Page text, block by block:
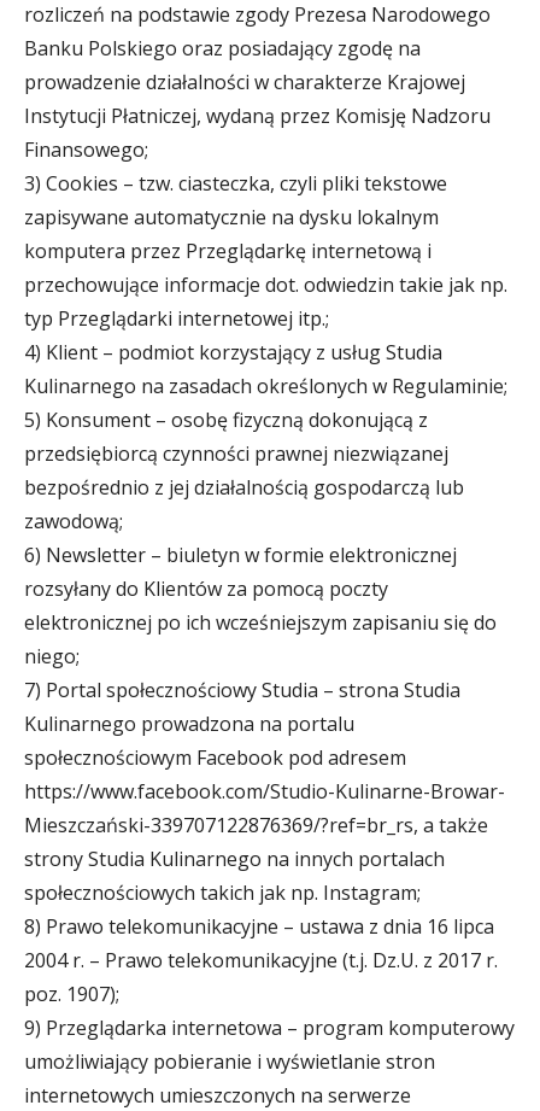
rozliczeń na podstawie zgody Prezesa Narodowego
Banku Polskiego oraz posiadający zgodę na
prowadzenie działalności w charakterze Krajowej
Instytucji Płatniczej, wydaną przez Komisję Nadzoru
Finansowego;
3) Cookies – tzw. ciasteczka, czyli pliki tekstowe
zapisywane automatycznie na dysku lokalnym
komputera przez Przeglądarkę internetową i
przechowujące informacje dot. odwiedzin takie jak np.
typ Przeglądarki internetowej itp.;
4) Klient – podmiot korzystający z usług Studia
Kulinarnego na zasadach określonych w Regulaminie;
5) Konsument – osobę fizyczną dokonującą z
przedsiębiorcą czynności prawnej niezwiązanej
bezpośrednio z jej działalnością gospodarczą lub
zawodową;
6) Newsletter – biuletyn w formie elektronicznej
rozsyłany do Klientów za pomocą poczty
elektronicznej po ich wcześniejszym zapisaniu się do
niego;
7) Portal społecznościowy Studia – strona Studia
Kulinarnego prowadzona na portalu
społecznościowym Facebook pod adresem
https://www.facebook.com/Studio-Kulinarne-Browar-
Mieszczański-339707122876369/?ref=br_rs, a także
strony Studia Kulinarnego na innych portalach
społecznościowych takich jak np. Instagram;
8) Prawo telekomunikacyjne – ustawa z dnia 16 lipca
2004 r. – Prawo telekomunikacyjne (t.j. Dz.U. z 2017 r.
poz. 1907);
9) Przeglądarka internetowa – program komputerowy
umożliwiający pobieranie i wyświetlanie stron
internetowych umieszczonych na serwerze